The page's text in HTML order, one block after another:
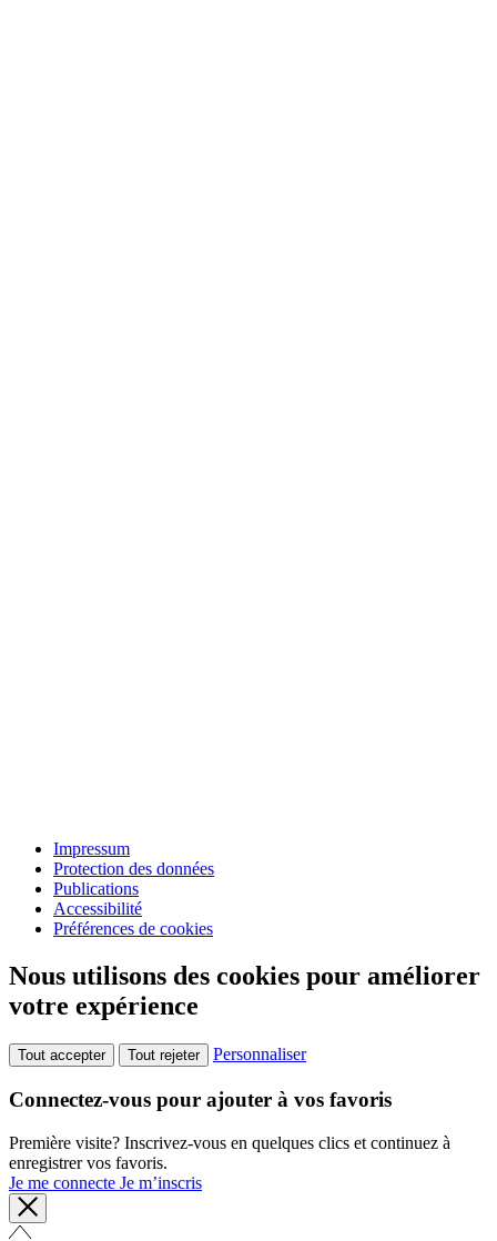
Impressum
Protection des données
Publications
Accessibilité
Préférences de cookies
Nous utilisons des cookies pour améliorer
votre expérience
Tout accepter Tout rejeter Personnaliser
Connectez-vous pour ajouter à vos favoris
Première visite? Inscrivez-vous en quelques clics et continuez à
enregistrer vos favoris.
Je me connecte Je m’inscris